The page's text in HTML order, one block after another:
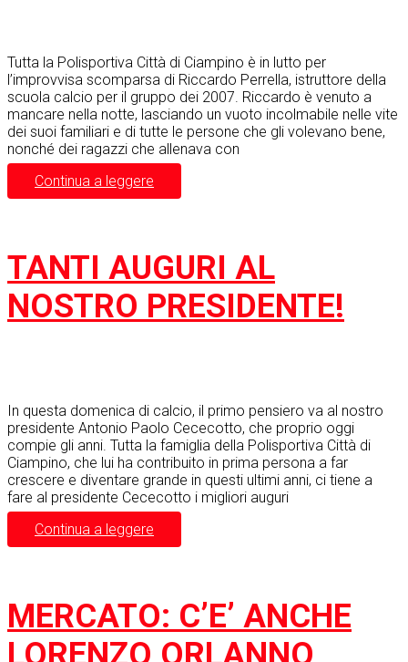
Tutta la Polisportiva Città di Ciampino è in lutto per
l’improvvisa scomparsa di Riccardo Perrella, istruttore della
scuola calcio per il gruppo dei 2007. Riccardo è venuto a
mancare nella notte, lasciando un vuoto incolmabile nelle vite
dei suoi familiari e di tutte le persone che gli volevano bene,
nonché dei ragazzi che allenava con
Continua a leggere
TANTI AUGURI AL
NOSTRO PRESIDENTE!
In questa domenica di calcio, il primo pensiero va al nostro
presidente Antonio Paolo Cececotto, che proprio oggi
compie gli anni. Tutta la famiglia della Polisportiva Città di
Ciampino, che lui ha contribuito in prima persona a far
crescere e diventare grande in questi ultimi anni, ci tiene a
fare al presidente Cececotto i migliori auguri
Continua a leggere
MERCATO: C’E’ ANCHE